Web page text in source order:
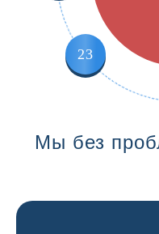
23
Мы без